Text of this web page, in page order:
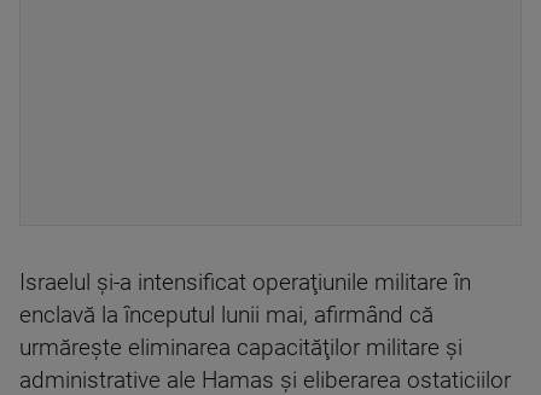
Israelul şi-a intensificat operaţiunile militare în
enclavă la începutul lunii mai, afirmând că
urmăreşte eliminarea capacităţilor militare şi
administrative ale Hamas şi eliberarea ostaticiilor